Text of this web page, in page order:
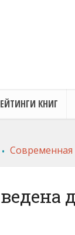
КНИГ
. Современная